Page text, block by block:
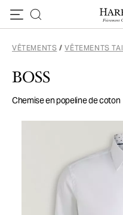
VÊTEMENTS / VÊTEMENTS
BOSS
Chemise en popeline de coton